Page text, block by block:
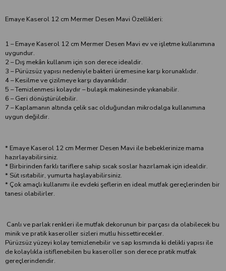
Emaye Kaserol 12 cm Mermer Desen Mavi Özellikleri:
1 – Emaye Kaserol 12 cm Mermer Desen Mavi ev ve işletme kullanımına
uygundur.
2 – Dış mekân kullanım için son derece idealdir.
3 – Pürüzsüz yapısı nedeniyle bakteri üremesine karşı korunaklıdır.
4 – Kesilme ve çizilmeye karşı dayanıklıdır.
5 – Temizlenmesi kolaydır – bulaşık makinesinde yıkanabilir.
6 – Geri dönüştürülebilir.
7 – Kaplamanın altında çelik sac olduğundan mikrodalga kullanımına
uygun değildir.
* Emaye Kaserol 12 cm Mermer Desen Mavi ile bebeklerinize mama
hazırlayabilirsiniz.
* Birbirinden farklı tariflere sahip sıcak soslar hazırlamak için idealdir.
* Süt ısıtabilir, yumurta haşlayabilirsiniz.
* Çok amaçlı kullanımı ile evdeki şeflerin en ideal mutfak gereçlerinden bir
tanesi olabilirler.
Canlı ve parlak renkleri ile mutfak dekorunun bir parçası da olabilecek bu
minik ve pratik kaseroller sizleri mutlu hissettirecekler.
Pürüzsüz yüzeyi kolay temizlenebilir ve sap kısmında ki delikli yapısı ile
de kolaylıkla istiflenebilen bu kaseroller son derece pratik mutfak
gereçlerindendir.